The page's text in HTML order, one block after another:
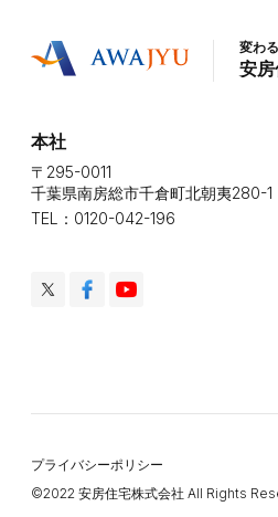
変わ
安
本社
〒295-0011
千葉県南房総市千倉町北朝夷280-1
TEL：0120-042-196
プライバシーポリシー
©️2022 安房住宅株式会社 All Rights